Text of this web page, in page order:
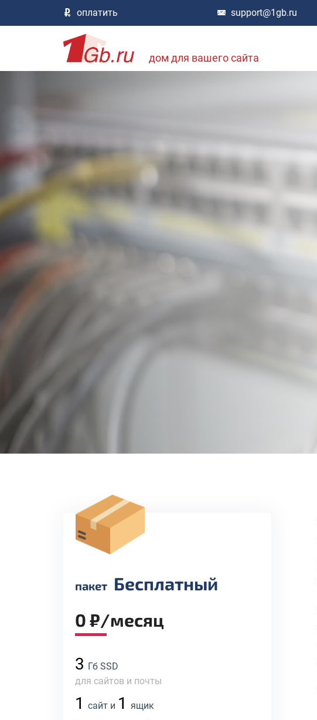
оплатить support@1gb.ru
дом для вашего сайта
пакет Бесплатный
0 ₽/месяц
3 Гб SSD
для сайтов и почты
1 сайт и 1
ящик